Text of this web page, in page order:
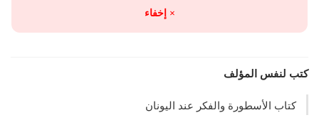
× إخفاء
كتب لنفس المؤلف
كتاب الأسطورة والفكر عند اليونان